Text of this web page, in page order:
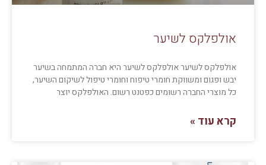
אולפלקס לשיער
אולפלקס לשיער אולפלקס לשיער היא חברה המתמחה בשיער
יבש ופגום ומשווקת חומרי טיפוח וחומרי טיפול לשיקום השיער,
כל מוצרי החברה רשומים כפטנט רשום. האולפלקס יוצר
קרא עוד »